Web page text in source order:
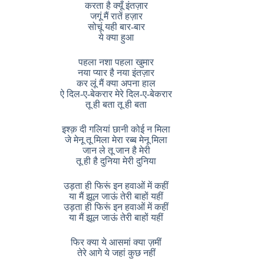
करता है क्यूँ इंतज़ार
जगूं मैं रातें हज़ार
सोचूं यही बार-बार
ये क्या हुआ
पहला नशा पहला खुमार
नया प्यार है नया इंतज़ार
कर लूं मैं क्या अपना हाल
ऐ दिल-ए-बेकरार मेरे दिल-ए-बेकरार
तू ही बता तू ही बता
इश्क़ दी गलियां छानी कोई न मिला
जे मेनू तू मिला मेरा रब्ब मेनू मिला
जान ले तू जान है मेरी
तू ही है दुनिया मेरी दुनिया
उड़ता ही फिरूं इन हवाओं में कहीं
या मैं झूल जाऊं तेरी बाहों यहीं
उड़ता ही फिरूं इन हवाओं में कहीं
या मैं झूल जाऊं तेरी बाहों यहीं
फिर क्या ये आसमां क्या ज़मीं
तेरे आगे ये जहां कुछ नहीं